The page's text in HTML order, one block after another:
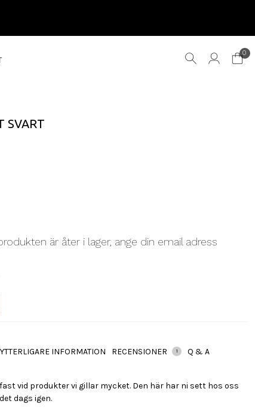
0
SVART
är åter i lager, ange din email adress
YTTERLIGARE INFORMATION RECENSIONER 1 Q & A
vid produkter vi gillar mycket. Den här har ni sett hos oss
dags igen.